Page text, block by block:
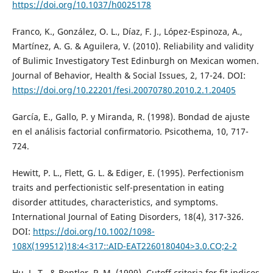
https://doi.org/10.1037/h0025178
Franco, K., González, O. L., Díaz, F. J., López-Espinoza, A.,
Martínez, A. G. & Aguilera, V. (2010). Reliability and validity
of Bulimic Investigatory Test Edinburgh on Mexican women.
Journal of Behavior, Health & Social Issues, 2, 17-24. DOI:
https://doi.org/10.22201/fesi.20070780.2010.2.1.20405
García, E., Gallo, P. y Miranda, R. (1998). Bondad de ajuste
en el análisis factorial confirmatorio. Psicothema, 10, 717-
724.
Hewitt, P. L., Flett, G. L. & Ediger, E. (1995). Perfectionism
traits and perfectionistic self-presentation in eating
disorder attitudes, characteristics, and symptoms.
International Journal of Eating Disorders, 18(4), 317-326.
DOI: https://doi.org/10.1002/1098-
108X(199512)18:4<317::AID-EAT2260180404>3.0.CO;2-2